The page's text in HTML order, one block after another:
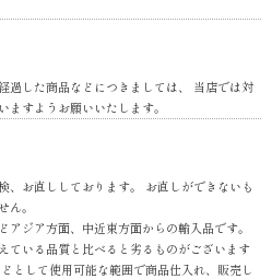
過した商品などにつきましては、 当店では対
すようお願いいたします。
、お直ししております。 お直しができないも
ん。
ジア方面、中近東方面からの輸入品です。
ている品質と比べると劣るものがございます
として使用可能な範囲で商品仕入れ、販売し